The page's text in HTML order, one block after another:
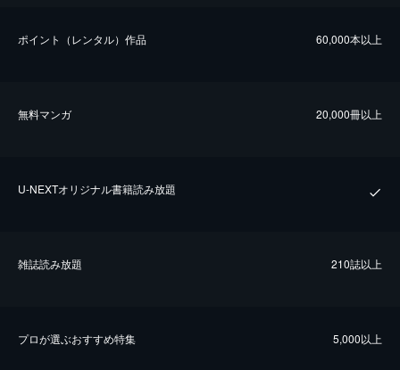
ポイント（レンタル）作品 60,000本以上
無料マンガ 20,000冊以上
U-NEXTオリジナル書籍読み放題
雑誌読み放題 210誌以上
プロが選ぶおすすめ特集 5,000以上